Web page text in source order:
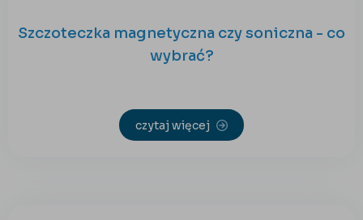
Szczoteczka magnetyczna czy soniczna - co
wybrać?
czytaj więcej